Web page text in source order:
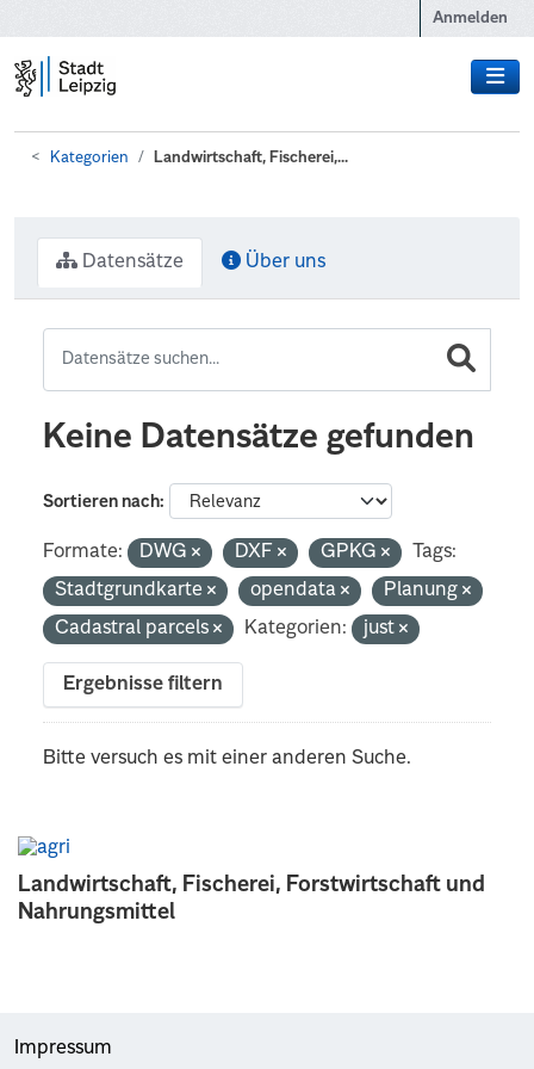
Anmelden
Kategorien Landwirtschaft, Fischerei,...
Landwirtschaft, Fischerei, Forstwirtschaft und
Nahrungsmittel
Datensätze Über uns
Keine Datensätze gefunden
Sortieren nach
Formate: DWG DXF GPKG
Tags:
Stadtgrundkarte
opendata
Planung
Cadastral parcels
Kategorien: just
Ergebnisse filtern
Bitte versuch es mit einer anderen Suche.
Impressum